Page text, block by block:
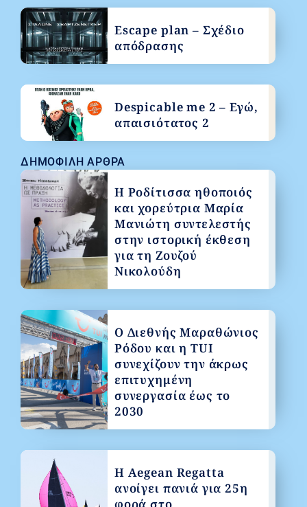
ΔΗΜΟΦΙΛΉ ΆΡΘΡΑ
Η Ροδίτισσα ηθοποιός
και χορεύτρια Μαρία
Μανιώτη συντελεστής
στην ιστορική έκθεση
για τη Ζουζού
Νικολούδη
Ο Διεθνής Μαραθώνιος
Ρόδου και η TUI
συνεχίζουν την άκρως
επιτυχημένη
συνεργασία έως το
2030
Η Aegean Regatta
ανοίγει πανιά για 25η
Escape plan – Σχέδιο
απόδρασης
Despicable me 2 – Εγώ,
απαισιότατος 2